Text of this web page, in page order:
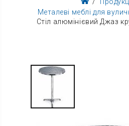
Металеві меблі для
Стіл алюмінієвий Джаз